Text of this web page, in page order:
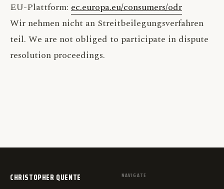
EU-Plattform: ec.europa.eu/consumers/odr
Wir nehmen nicht an Streitbeilegungsverfahren
teil. We are not obliged to participate in dispute
resolution proceedings.
CHRISTOPHER QUENTE NAVIGATE